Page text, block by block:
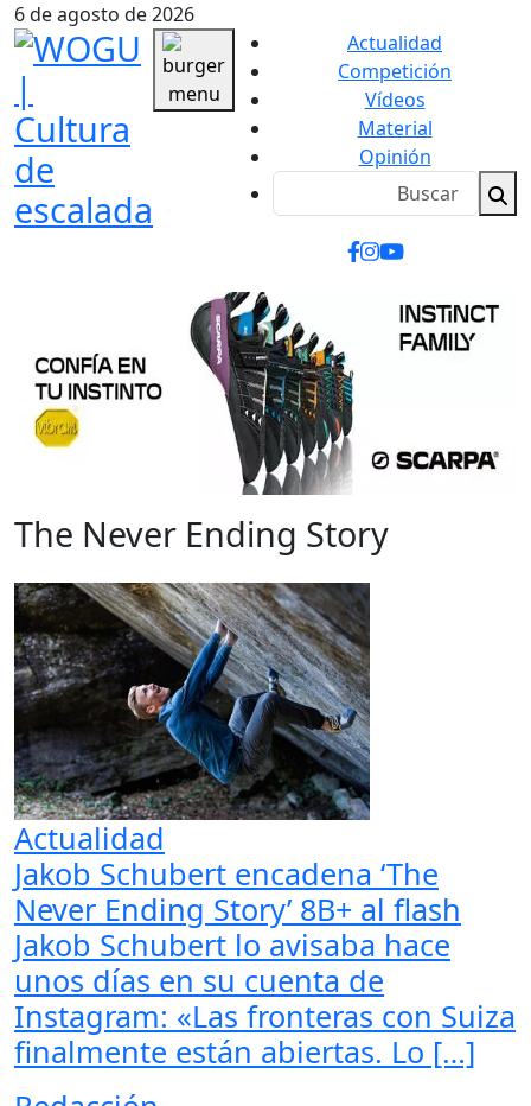
6 de agosto de 2026
Actualidad
Competición
Vídeos
Material
Opinión
The Never Ending Story
Actualidad
Jakob Schubert encadena ‘The
Never Ending Story’ 8B+ al flash
Jakob Schubert lo avisaba hace
unos días en su cuenta de
Instagram: «Las fronteras con Suiza
finalmente están abiertas. Lo […]